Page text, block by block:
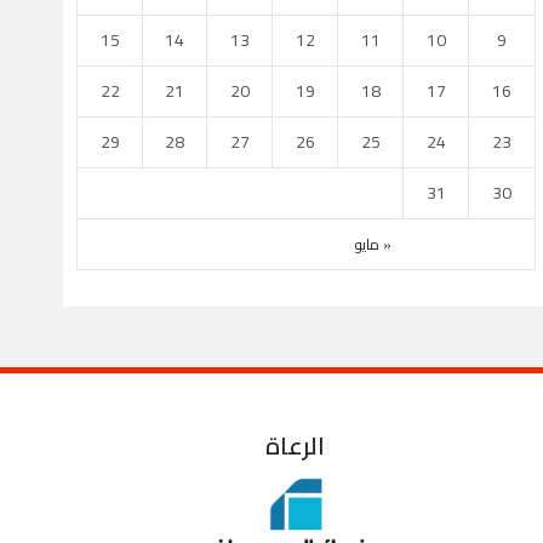
استاد جاسم بن حمد
استاد خليفة
« مايو
9
10
11
12
13
14
15
16
17
18
19
20
21
22
23
24
25
26
27
28
29
30
31
الرعاة